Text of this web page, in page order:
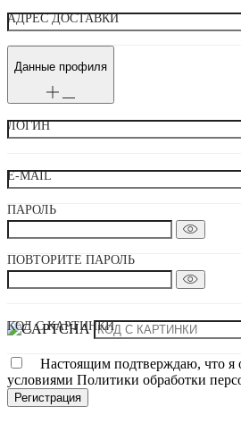
АДРЕС ДОСТАВКИ
Данные профиля
ЛОГИН
E-MAIL
ПАРОЛЬ
ПОВТОРИТЕ ПАРОЛЬ
КОД С КАРТИНКИ
Настоящим подтверждаю, что я
условиями Политики обработки